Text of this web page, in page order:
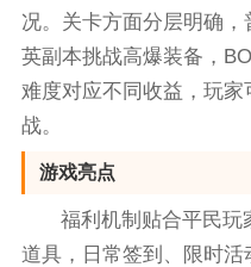
况。关卡方面分层明确
英副本挑战高爆装备，
难度对应不同收益，玩
战。
游戏亮点
福利机制贴合平民玩
道具，日常签到、限时活